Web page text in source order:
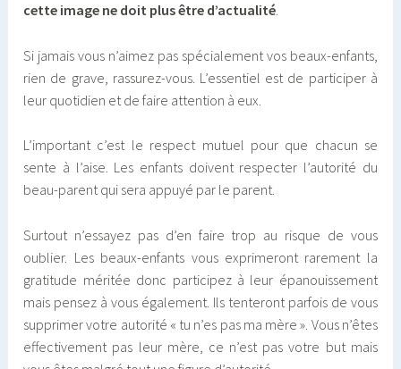
cette image ne doit plus être d’actualité.
Si jamais vous n’aimez pas spécialement vos beaux-enfants,
rien de grave, rassurez-vous. L’essentiel est de participer à
leur quotidien et de faire attention à eux.
L’important c’est le respect mutuel pour que chacun se
sente à l’aise. Les enfants doivent respecter l’autorité du
beau-parent qui sera appuyé par le parent.
Surtout n’essayez pas d’en faire trop au risque de vous
oublier. Les beaux-enfants vous exprimeront rarement la
gratitude méritée donc participez à leur épanouissement
mais pensez à vous également. Ils tenteront parfois de vous
supprimer votre autorité « tu n’es pas ma mère ». Vous n’êtes
effectivement pas leur mère, ce n’est pas votre but mais